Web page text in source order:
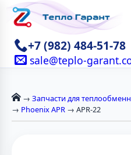
+7 (982) 484-51-78
sale@teplo-
→ Запчасти для
→ Phoenix APR → APR-22